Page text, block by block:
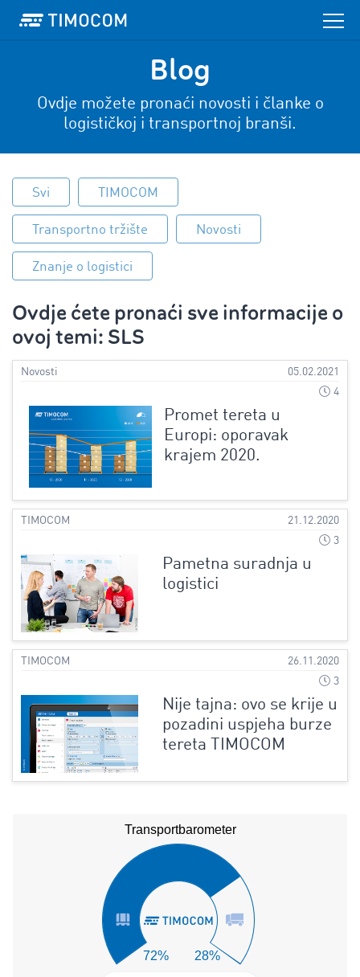
Blog
Ovdje možete pronaći novosti i članke o
logističkoj i transportnoj branši.
Svi TIMOCOM
Transportno tržište Novosti
Znanje o logistici
Ovdje ćete pronaći sve informacije o
ovoj temi: SLS
Novosti
05.02.2021
4
Promet tereta u
Europi: oporavak
krajem 2020.
TIMOCOM
21.12.2020
3
Pametna suradnja u
logistici
TIMOCOM
26.11.2020
3
Nije tajna: ovo se krije u
pozadini uspjeha burze
tereta TIMOCOM